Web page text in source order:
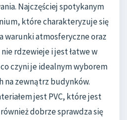
Najczęściej spotykanym
które charakteryzuje się
warunki atmosferyczne oraz
rdzewieje i jest łatwe w
czyni je idealnym wyborem
na zewnątrz budynków.
jest PVC, które jest
dobrze sprawdza się